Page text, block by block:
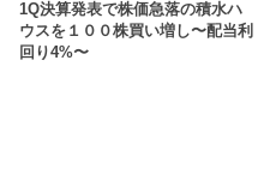
1Q決算発表で株価急落の積水ハ
ウスを１００株買い増し〜配当利
回り4%〜